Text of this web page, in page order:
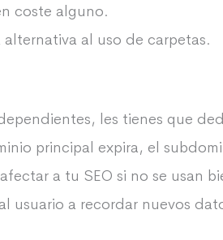
coste alguno.
alternativa al uso de carpetas.
les tienes que
principal expira, el
a tu SEO si no se usan
usuario a recordar nuevos